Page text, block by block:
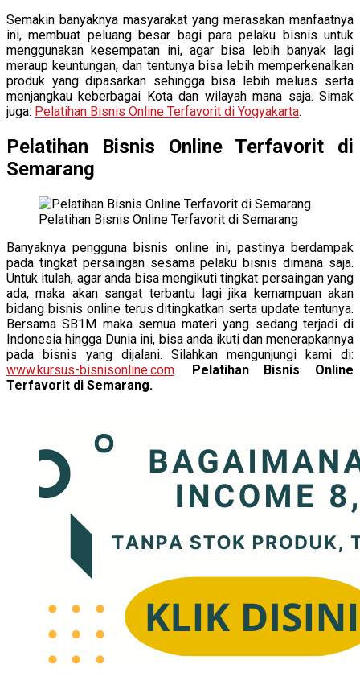
Semakin banyaknya masyarakat yang merasakan manfaatnya
ini, membuat peluang besar bagi para pelaku bisnis untuk
menggunakan kesempatan ini, agar bisa lebih banyak lagi
meraup keuntungan, dan tentunya bisa lebih memperkenalkan
produk yang dipasarkan sehingga bisa lebih meluas serta
menjangkau keberbagai Kota dan wilayah mana saja. Simak
juga: Pelatihan Bisnis Online Terfavorit di Yogyakarta.
Pelatihan Bisnis Online Terfavorit di
Semarang
Pelatihan Bisnis Online Terfavorit di Semarang
Banyaknya pengguna bisnis online ini, pastinya berdampak
pada tingkat persaingan sesama pelaku bisnis dimana saja.
Untuk itulah, agar anda bisa mengikuti tingkat persaingan yang
ada, maka akan sangat terbantu lagi jika kemampuan akan
bidang bisnis online terus ditingkatkan serta update tentunya.
Bersama SB1M maka semua materi yang sedang terjadi di
Indonesia hingga Dunia ini, bisa anda ikuti dan menerapkannya
pada bisnis yang dijalani. Silahkan mengunjungi kami di:
www.kursus-bisnisonline.com. Pelatihan Bisnis Online
Terfavorit di Semarang.